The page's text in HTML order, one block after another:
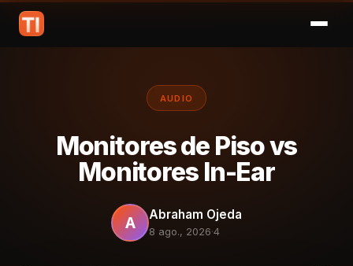
AUDIO
Monitores de Piso vs
Monitores In-Ear
A Abraham Ojeda
8 ago., 2026·4